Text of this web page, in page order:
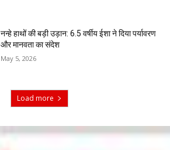
नन्हे हाथों की बड़ी उड़ान: 6.5 वर्षीय ईशा ने दिया पर्यावरण
और मानवता का संदेश
May 5, 2026
Load more